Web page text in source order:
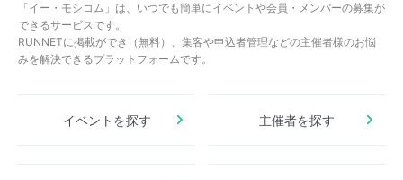
「イー・モシコム」は、いつでも簡単にイベントや会員・メンバーの募集が
できるサービスです。
RUNNETに掲載ができ（無料）、集客や申込者管理などの主催者様のお悩
みを解決できるプラットフォームです。
イベントを探す 主催者を探す